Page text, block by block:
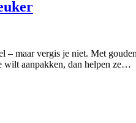
maar vergis je niet. Met
wilt aanpakken, dan helpen ze…